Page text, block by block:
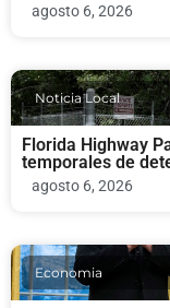
agosto 6, 2026
Noticia Local
Florida Highway
temporales de
agosto 6, 2026
Economia